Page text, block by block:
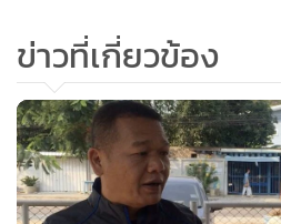
หลังจากเข้าไปลองกดกริ่งแล้ว พบว่า
ประตูบ้านก็ไม่ได้ล็อกอีกด้วย ก็เลย
นำทรัพย์สินที่ได้ไปขายให้กับร้านทอ
โทรศัพท์มือถือ สร้อยคอทองคำและ
บาท กระทั่งมาถูกตามจับกุมได้ดังกล่
สภ.ปากเกร็ด สอบปากคำเพื่อขยาย
ข่าวที่เกี่ยวข้อง